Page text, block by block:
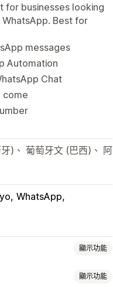
for businesses looking
Best for
messages
Automation
Chat
come
)、 葡萄牙文 (巴西)、 阿
WhatsApp
顯示功能
顯示功能